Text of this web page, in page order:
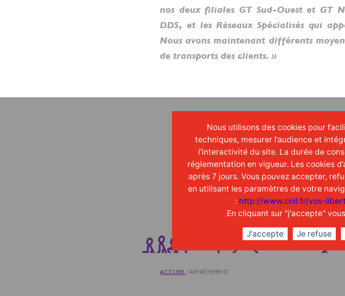
nos deux filiales GT Sud-Ouest et GT
DDS, et les Réseaux Spécialisés qui
Nous avons maintenant différents
de transports des clients. »
ACCUEIL /AFFRÉTEMENT
Nous utilisons des cookies pour
techniques, mesurer l’audience et
l’interactivité du site. La durée de
réglementation en vigueur. Les cookies
après 7 jours. Vous pouvez accepter,
en utilisant les paramètres de votre
: http://www.cnil.fr/vos-
En cliquant sur "j'accepte"
J'accepte Je refuse